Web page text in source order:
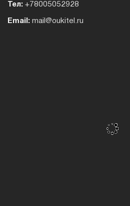
Тел: +78005052928
Email: mail@oukitel.ru